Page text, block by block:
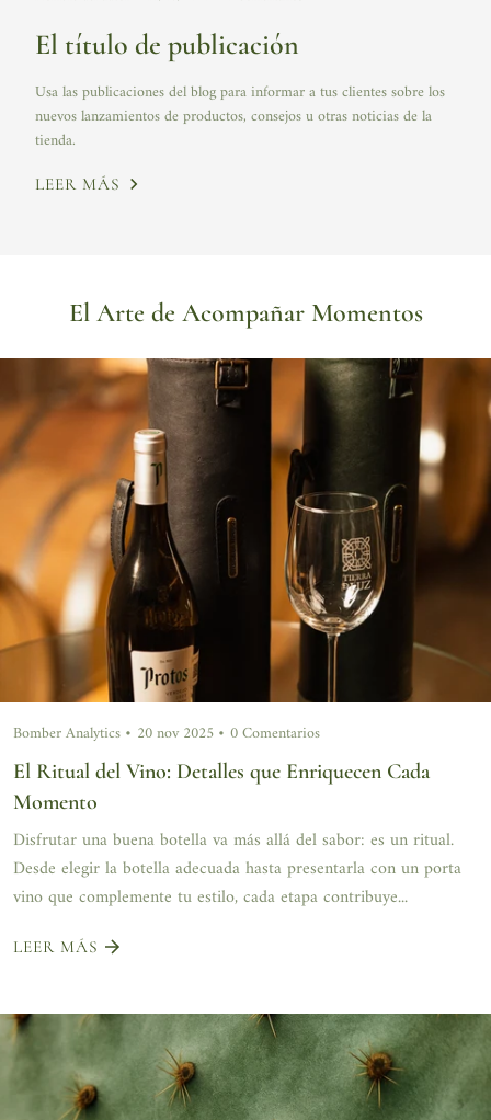
El título de publicación
Usa las publicaciones del blog para informar a tus clientes sobre los
nuevos lanzamientos de productos, consejos u otras noticias de la
tienda.
LEER MÁS
El Arte de Acompañar Momentos
Bomber Analytics 20 nov 2025 0 Comentarios
El Ritual del Vino: Detalles que Enriquecen Cada
Momento
Disfrutar una buena botella va más allá del sabor: es un ritual.
Desde elegir la botella adecuada hasta presentarla con un porta
vino que complemente tu estilo, cada etapa contribuye...
LEER MÁS